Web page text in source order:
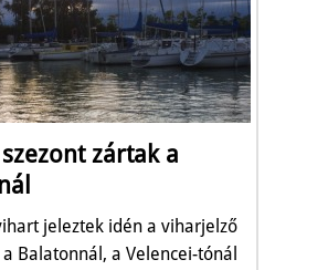
zártak a
jeleztek idén a viharjelző
Balatonnál, a Velencei-tónál